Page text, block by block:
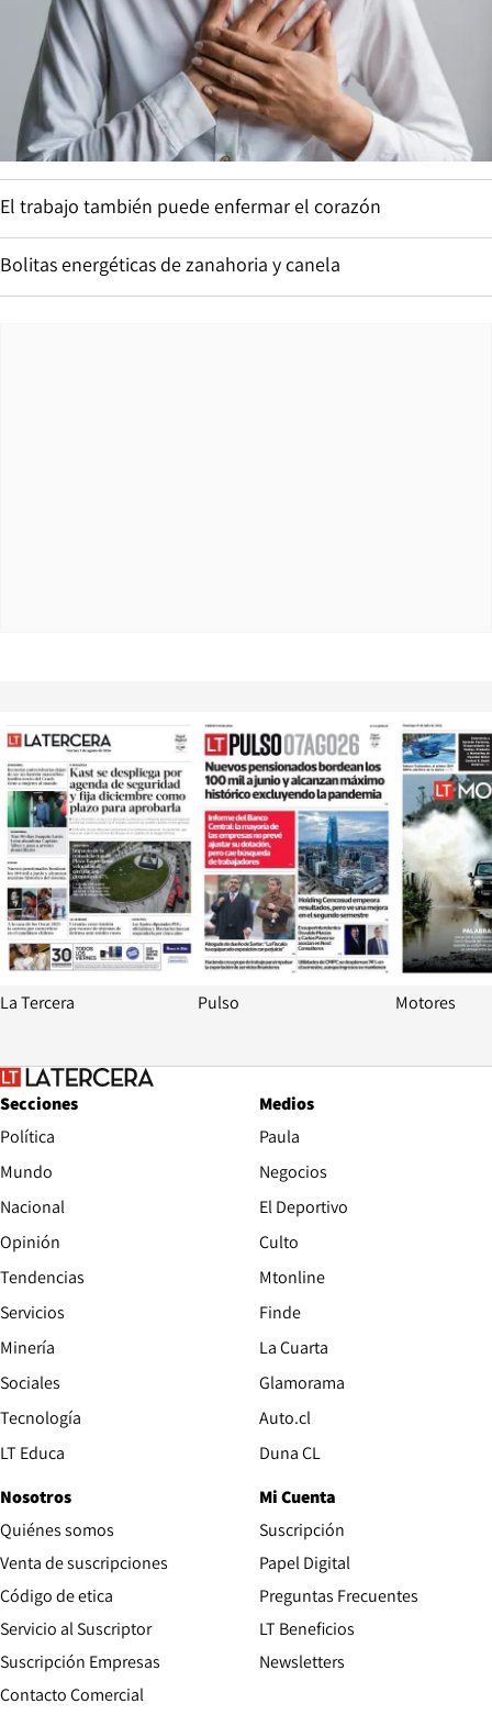
El trabajo también puede enfermar el corazón
Bolitas energéticas de zanahoria y canela
Opens in new window
La Tercera
Opens in
Pulso Motores
Secciones
Política
Mundo
Nacional
Opinión
Tendencias
Servicios
Minería
Sociales
Tecnología
LT Educa
Medios
Paula
Negocios
El Deportivo
Culto
Mtonline
Finde
La Cuarta
Glamorama
Auto.clOpens in new window
Duna CLOpens in new window
Nosotros
Quiénes somos
Venta de suscripciones
Código de etica Opens in new window
Servicio al Suscriptor
Suscripción Empresas
Contacto ComercialOpens in new window
Mi Cuenta
Suscripción
Papel DigitalOpens in new
Preguntas Frecuentes
LT Beneficios
Newsletters